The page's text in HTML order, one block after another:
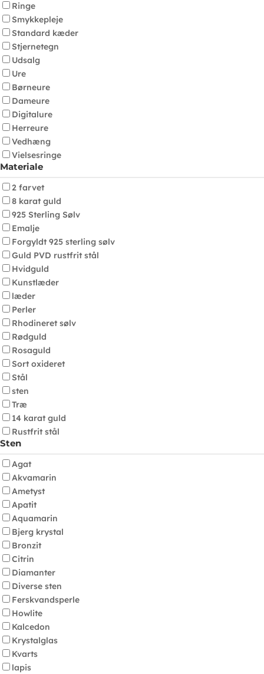
Ringe
Smykkepleje
Standard kæder
Stjernetegn
Udsalg
Ure
Børneure
Dameure
Digitalure
Herreure
Vedhæng
Vielsesringe
Materiale
2 farvet
8 karat guld
925 Sterling Sølv
Emalje
Forgyldt 925 sterling sølv
Guld PVD rustfrit stål
Hvidguld
Kunstlæder
læder
Perler
Rhodineret sølv
Rødguld
Rosaguld
Sort oxideret
Stål
sten
Træ
14 karat guld
Rustfrit stål
Sten
Agat
Akvamarin
Ametyst
Apatit
Aquamarin
Bjerg krystal
Bronzit
Citrin
Diamanter
Diverse sten
Ferskvandsperle
Howlite
Kalcedon
Krystalglas
Kvarts
lapis